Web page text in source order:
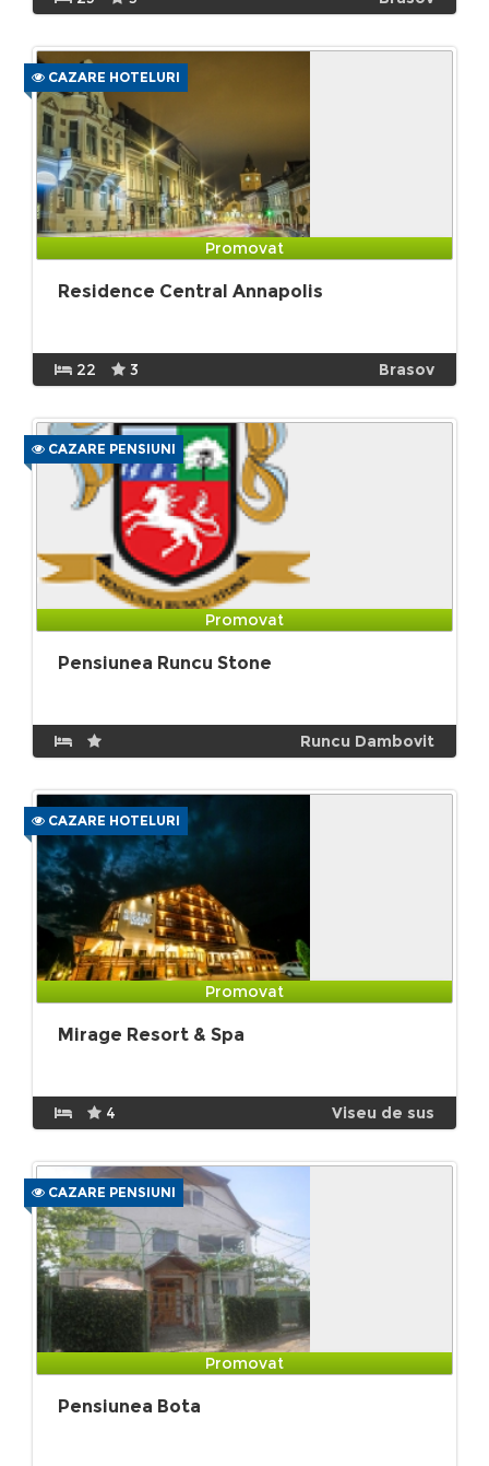
CAZARE HOTELURI
Promovat
Residence Central Annapolis
22 3 Brasov
CAZARE PENSIUNI
Promovat
Pensiunea Runcu Stone
Runcu Dambovit
CAZARE HOTELURI
Promovat
Mirage Resort & Spa
4 Viseu de sus
CAZARE PENSIUNI
Promovat
Pensiunea Bota